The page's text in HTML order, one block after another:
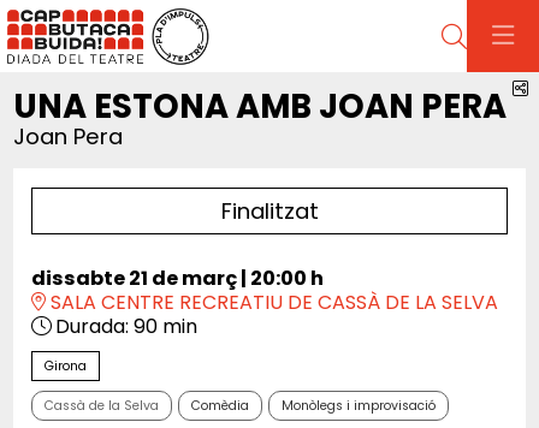
Cerca
UNA ESTONA AMB JOAN PERA
Joan Pera
Finalitzat
dissabte 21 de març| 20:00 h
SALA CENTRE RECREATIU DE CASSÀ DE LA SELVA
Durada: 90 min
Girona
Cassà de la Selva Comèdia Monòlegs i improvisació